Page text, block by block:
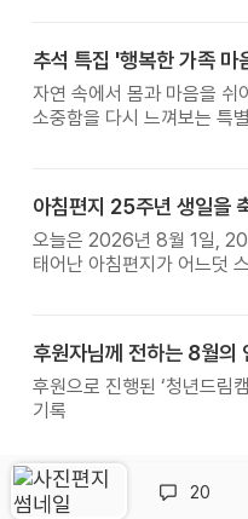
추석 특집 '행복한 가족 마
자연 속에서 몸과 마음을 쉬
소중함을 다시 느껴보는 특
아침편지 25주년 생일을
오늘은 2026년 8월 1일,
태어난 아침편지가 어느덧
후원자님께 전하는 8월의
후원으로 진행된 ‘청년드림
기록
20